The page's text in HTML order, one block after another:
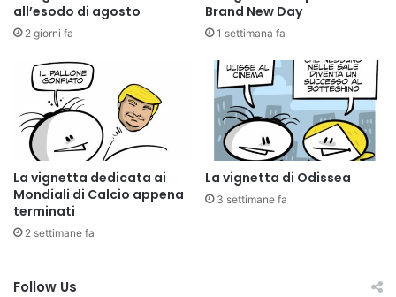
all’esodo di agosto
2 giorni fa
Brand New Day
1 settimana fa
La vignetta dedicata ai
Mondiali di Calcio appena
terminati
2 settimane fa
La vignetta di Odissea
3 settimane fa
Follow Us